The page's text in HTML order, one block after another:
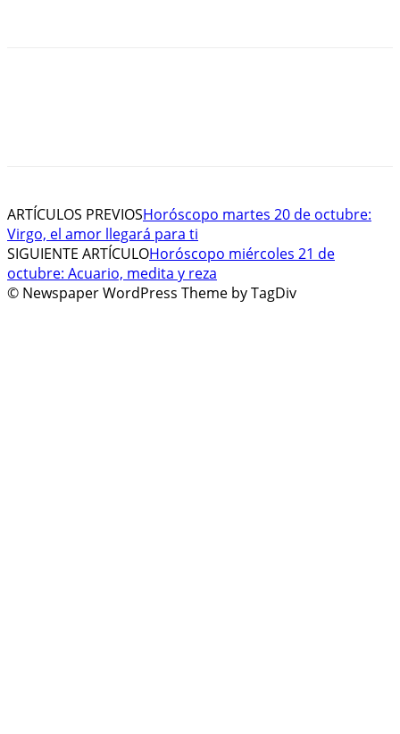
ARTÍCULOS PREVIOSHoróscopo martes 20 de octubre:
Virgo, el amor llegará para ti
SIGUIENTE ARTÍCULOHoróscopo miércoles 21 de
octubre: Acuario, medita y reza
© Newspaper WordPress Theme by TagDiv